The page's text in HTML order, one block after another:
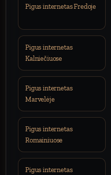
Pigus internetas Fredoje
Pigus internetas
Kalniečiuose
Pigus internetas
Marvelėje
Pigus internetas
Romainiuose
Pigus internetas